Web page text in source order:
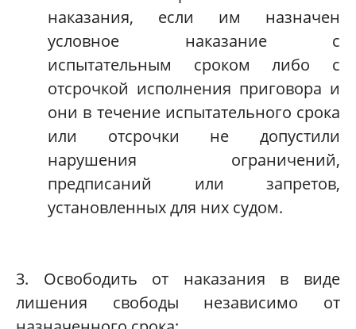
наказания, если им назначен
условное наказание с
испытательным сроком либо с
отсрочкой исполнения приговора и
они в течение испытательного срока
или отсрочки не допустили
нарушения ограничений,
предписаний или запретов,
установленных для них судом.
3. Освободить от наказания в виде
лишения свободы независимо от